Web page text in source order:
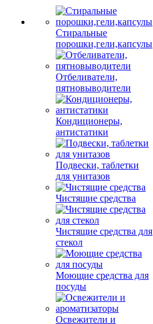
Стиральные
порошки,гели,капсулы
Отбеливатели,
пятновыводители
Кондиционеры,
антистатики
Подвески, таблетки
для унитазов
Чистящие средства
Чистящие средства для
стекол
Моющие средства для
посуды
Освежители и